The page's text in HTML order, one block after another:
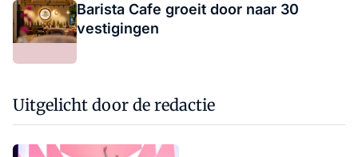
Barista Cafe groeit door naar 30
vestigingen
Uitgelicht door de redactie